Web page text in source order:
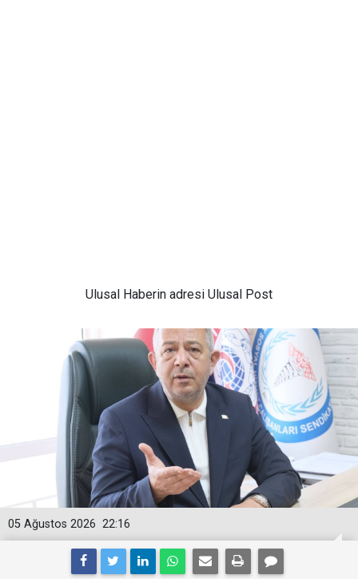
Ulusal Haberin adresi Ulusal Post
22:16
05 Ağustos 2026